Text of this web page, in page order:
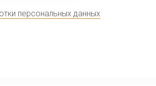
персональных данных